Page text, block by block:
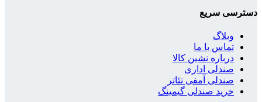
دسترسی سریع
وبلاگ
تماس با ما
درباره نشین کالا
صندلی اداری
صندلی آمفی تئاتر
خرید صندلی گیمینگ